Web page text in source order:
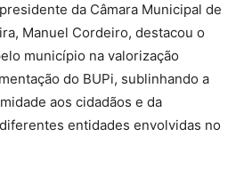
da Câmara Municipal de
Manuel Cordeiro, destacou o
município na valorização
do BUPi, sublinhando a
aos cidadãos e da
entidades envolvidas no